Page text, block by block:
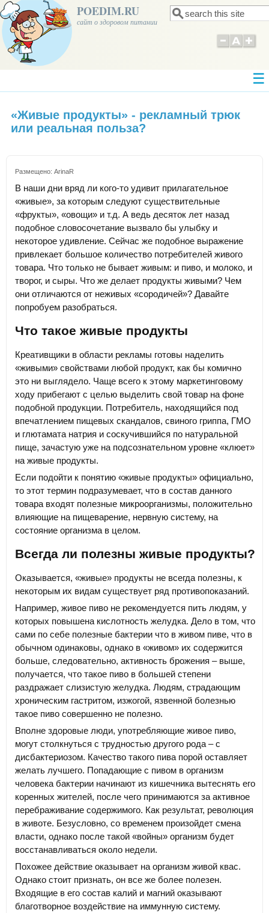
POEDIM.RU
сайт о здоровом питании Форма поиска
Поиск
«Живые продукты» - рекламный трюк
или реальная польза?
Размещено: ArinaR
В наши дни вряд ли кого-то удивит прилагательное
«живые», за которым следуют существительные
«фрукты», «овощи» и т.д. А ведь десяток лет назад
подобное словосочетание вызвало бы улыбку и
некоторое удивление. Сейчас же подобное выражение
привлекает большое количество потребителей живого
товара. Что только не бывает живым: и пиво, и молоко, и
творог, и сыры. Что же делает продукты живыми? Чем
они отличаются от неживых «сородичей»? Давайте
попробуем разобраться.
Что такое живые продукты
Креативщики в области рекламы готовы наделить
«живыми» свойствами любой продукт, как бы комично
это ни выглядело. Чаще всего к этому маркетинговому
ходу прибегают с целью выделить свой товар на фоне
подобной продукции. Потребитель, находящийся под
впечатлением пищевых скандалов, свиного гриппа, ГМО
и глютамата натрия и соскучившийся по натуральной
пище, зачастую уже на подсознательном уровне «клюет»
на живые продукты.
Если подойти к понятию «живые продукты» официально,
то этот термин подразумевает, что в состав данного
товара входят полезные микроорганизмы, положительно
влияющие на пищеварение, нервную систему, на
состояние организма в целом.
Всегда ли полезны живые продукты?
Оказывается, «живые» продукты не всегда полезны, к
некоторым их видам существует ряд противопоказаний.
Например, живое пиво не рекомендуется пить людям, у
которых повышена кислотность желудка. Дело в том, что
сами по себе полезные бактерии что в живом пиве, что в
обычном одинаковы, однако в «живом» их содержится
больше, следовательно, активность брожения – выше,
получается, что такое пиво в большей степени
раздражает слизистую желудка. Людям, страдающим
хроническим гастритом, изжогой, язвенной болезнью
такое пиво совершенно не полезно.
Вполне здоровые люди, употребляющие живое пиво,
могут столкнуться с трудностью другого рода – с
дисбактериозом. Качество такого пива порой оставляет
желать лучшего. Попадающие с пивом в организм
человека бактерии начинают из кишечника вытеснять его
коренных жителей, после чего принимаются за активное
перебраживание содержимого. Как результат, революция
в животе. Безусловно, со временем произойдет смена
власти, однако после такой «войны» организм будет
восстанавливаться около недели.
Похожее действие оказывает на организм живой квас.
Однако стоит признать, он все же более полезен.
Входящие в его состав калий и магний оказывают
благотворное воздействие на иммунную систему.